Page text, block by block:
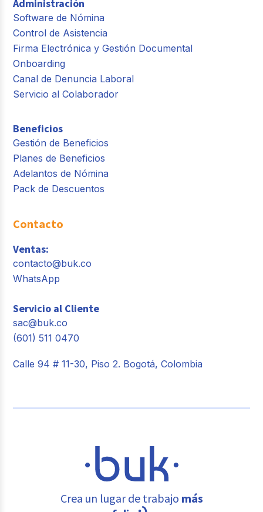
Administración
Software de Nómina
Control de Asistencia
Firma Electrónica y Gestión Documental
Onboarding
Canal de Denuncia Laboral
Servicio al Colaborador
Beneficios
Gestión de Beneficios
Planes de Beneficios
Adelantos de Nómina
Pack de Descuentos
Contacto
Ventas:
contacto@buk.co
WhatsApp
Servicio al Cliente
sac@buk.co
(601) 511 0470
Calle 94 # 11-30, Piso 2. Bogotá, Colombia
Crea un lugar de trabajo más